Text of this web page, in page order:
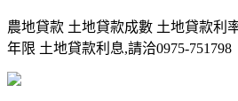
農地貸款 土地貸款成數 土地貸款利
年限 土地貸款利息,請洽0975-751798